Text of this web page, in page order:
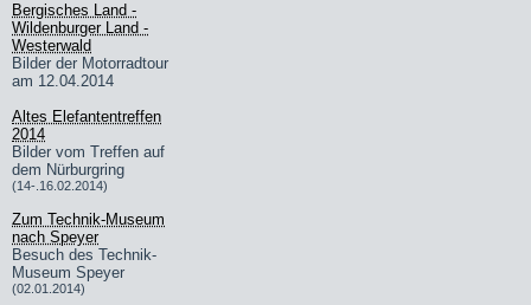
Bergisches Land -
Wildenburger Land -
Westerwald
Bilder der Motorradtour
am 12.04.2014
Altes Elefantentreffen
2014
Bilder vom Treffen auf
dem Nürburgring
(14-.16.02.2014)
Zum Technik-Museum
nach Speyer
Besuch des Technik-
Museum Speyer
(02.01.2014)